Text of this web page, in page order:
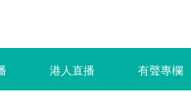
港人直播 有聲專欄